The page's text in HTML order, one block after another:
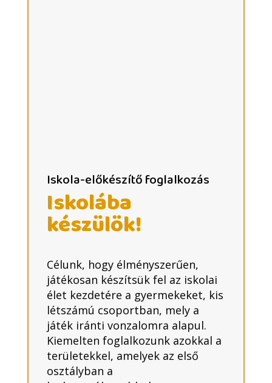
Iskola-előkészítő foglalkozás
Iskolába
készülök!
Célunk, hogy élményszerűen,
játékosan készítsük fel az iskolai
élet kezdetére a gyermekeket, kis
létszámú csoportban, mely a
játék iránti vonzalomra alapul.
Kiemelten foglalkozunk azokkal a
területekkel, amelyek az első
osztályban a